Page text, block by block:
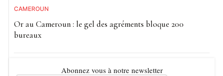
CAMEROUN
Or au Cameroun : le gel des agréments bloque 200
bureaux
Abonnez vous à notre newsletter